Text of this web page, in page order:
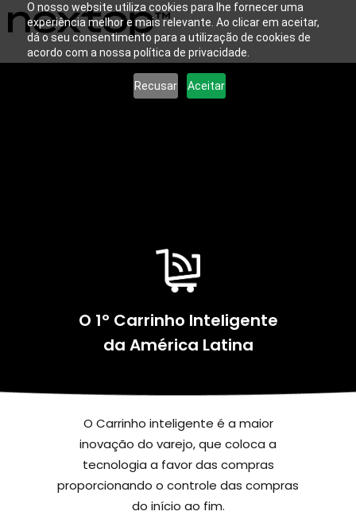
O nosso website utiliza cookies para lhe fornecer uma
experiência melhor e mais relevante. Ao clicar em aceitar,
dá o seu consentimento para a utilização de cookies de
acordo com a nossa política de privacidade.
Recusar Aceitar
O 1º Carrinho Inteligente
da América Latina
O Carrinho inteligente é a maior
inovação do varejo, que coloca a
tecnologia a favor das compras
proporcionando o controle das compras
do início ao fim.